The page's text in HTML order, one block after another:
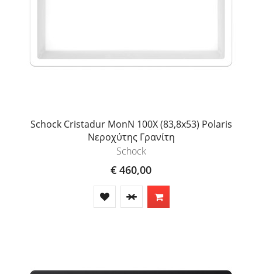
Schock Cristadur MonN 100X (83,8x53) Polaris
Νεροχύτης Γρανίτη
Schock
€ 460,00